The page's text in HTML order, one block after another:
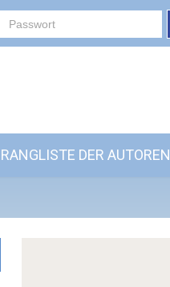
RANGLISTE DER AUTOREN